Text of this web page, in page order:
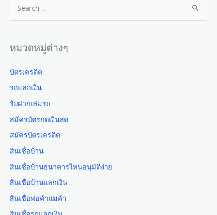
หมวดหมู่ต่างๆ
บัตรเครดิต
รถแลกเงิน
รับฝากเล่มรถ
สมัครบัตรกดเงินสด
สมัครบัตรเครดิต
สินเชื่อบ้าน
สินเชื่อบ้านธนาคารไหนอนุมัติง่าย
สินเชื่อบ้านแลกเงิน
สินเชื่อพ่อค้าแม่ค้า